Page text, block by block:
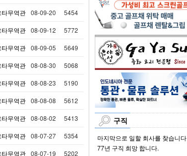
구직
마지막으로 일할 회사를 찾습니다
77년 구직 희망 합니다.
타무역관 08-09-20 5454
타무역관 08-09-12 5772
타무역관 08-09-05 5649
타무역관 08-08-30 5068
타무역관 08-08-23 5190
타무역관 08-08-08 5612
타무역관 08-08-02 5413
타무역관 08-07-27 5354
타무역관 08-07-19 5202